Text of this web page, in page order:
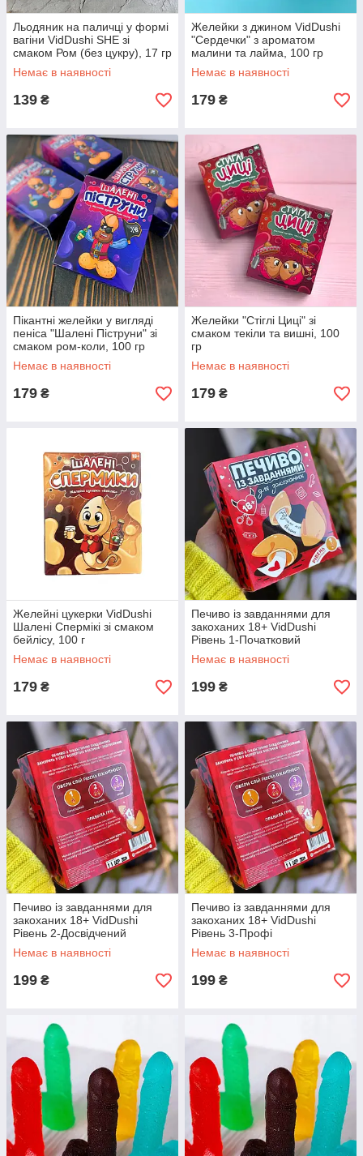
Льодяник на паличці у формі
вагіни VidDushi SHE зі
смаком Ром (без цукру), 17 гр
Немає в наявності
139 ₴
Желейки з джином VidDushi
"Сердечки" з ароматом
малини та лайма, 100 гр
Немає в наявності
179 ₴
Пікантні желейки у вигляді
пеніса "Шалені Піструни" зі
смаком ром-коли, 100 гр
Немає в наявності
179 ₴
Желейки "Стіглі Циці" зі
смаком текіли та вишні, 100
гр
Немає в наявності
179 ₴
Желейні цукерки VidDushi
Шалені Спермікі зі смаком
бейлісу, 100 г
Немає в наявності
179 ₴
Печиво із завданнями для
закоханих 18+ VidDushi
Рівень 1-Початковий
Немає в наявності
199 ₴
Печиво із завданнями для
закоханих 18+ VidDushi
Рівень 2-Досвідчений
Немає в наявності
199 ₴
Печиво із завданнями для
закоханих 18+ VidDushi
Рівень 3-Профі
Немає в наявності
199 ₴